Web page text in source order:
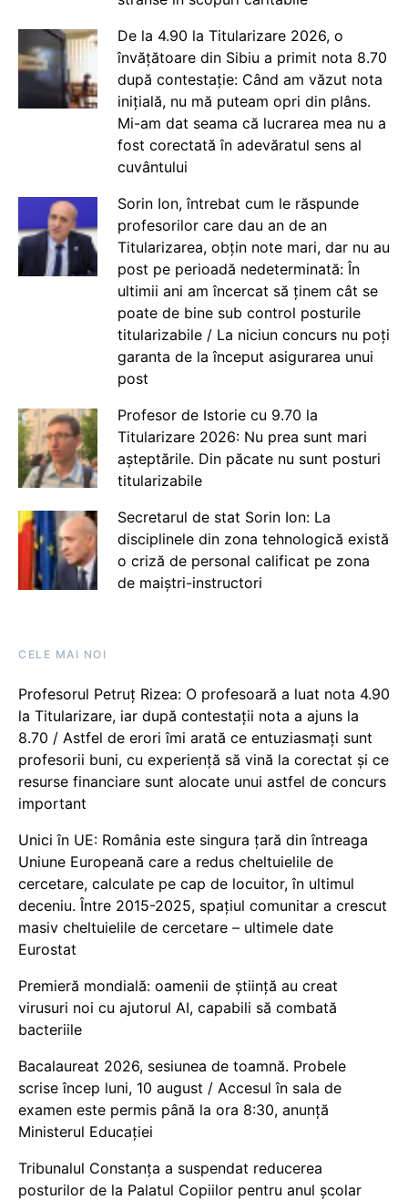
De la 4.90 la Titularizare 2026, o
învățătoare din Sibiu a primit nota 8.70
după contestație: Când am văzut nota
inițială, nu mă puteam opri din plâns.
Mi-am dat seama că lucrarea mea nu a
fost corectată în adevăratul sens al
cuvântului
Sorin Ion, întrebat cum le răspunde
profesorilor care dau an de an
Titularizarea, obțin note mari, dar nu au
post pe perioadă nedeterminată: În
ultimii ani am încercat să ținem cât se
poate de bine sub control posturile
titularizabile / La niciun concurs nu poți
garanta de la început asigurarea unui
post
Profesor de Istorie cu 9.70 la
Titularizare 2026: Nu prea sunt mari
așteptările. Din păcate nu sunt posturi
titularizabile
Secretarul de stat Sorin Ion: La
disciplinele din zona tehnologică există
o criză de personal calificat pe zona
de maiștri-instructori
CELE MAI NOI
Profesorul Petruț Rizea: O profesoară a luat nota 4.90
la Titularizare, iar după contestații nota a ajuns la
8.70 / Astfel de erori îmi arată ce entuziasmați sunt
profesorii buni, cu experiență să vină la corectat și ce
resurse financiare sunt alocate unui astfel de concurs
important
Unici în UE: România este singura țară din întreaga
Uniune Europeană care a redus cheltuielile de
cercetare, calculate pe cap de locuitor, în ultimul
deceniu. Între 2015-2025, spațiul comunitar a crescut
masiv cheltuielile de cercetare – ultimele date
Eurostat
Premieră mondială: oamenii de știință au creat
virusuri noi cu ajutorul AI, capabili să combată
bacteriile
Bacalaureat 2026, sesiunea de toamnă. Probele
scrise încep luni, 10 august / Accesul în sala de
examen este permis până la ora 8:30, anunță
Ministerul Educației
Tribunalul Constanța a suspendat reducerea
posturilor de la Palatul Copiilor pentru anul școlar